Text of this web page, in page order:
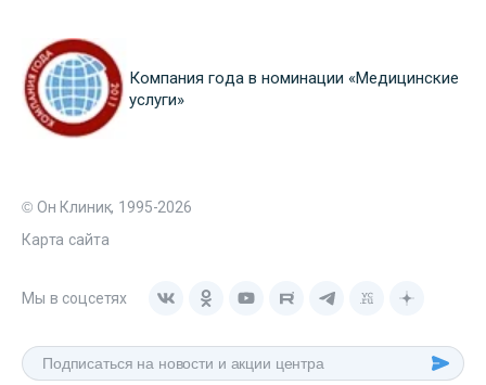
Компания года в номинации «Медицинские
услуги»
© Он Клиник, 1995-2026
Карта сайта
Мы в соцсетях